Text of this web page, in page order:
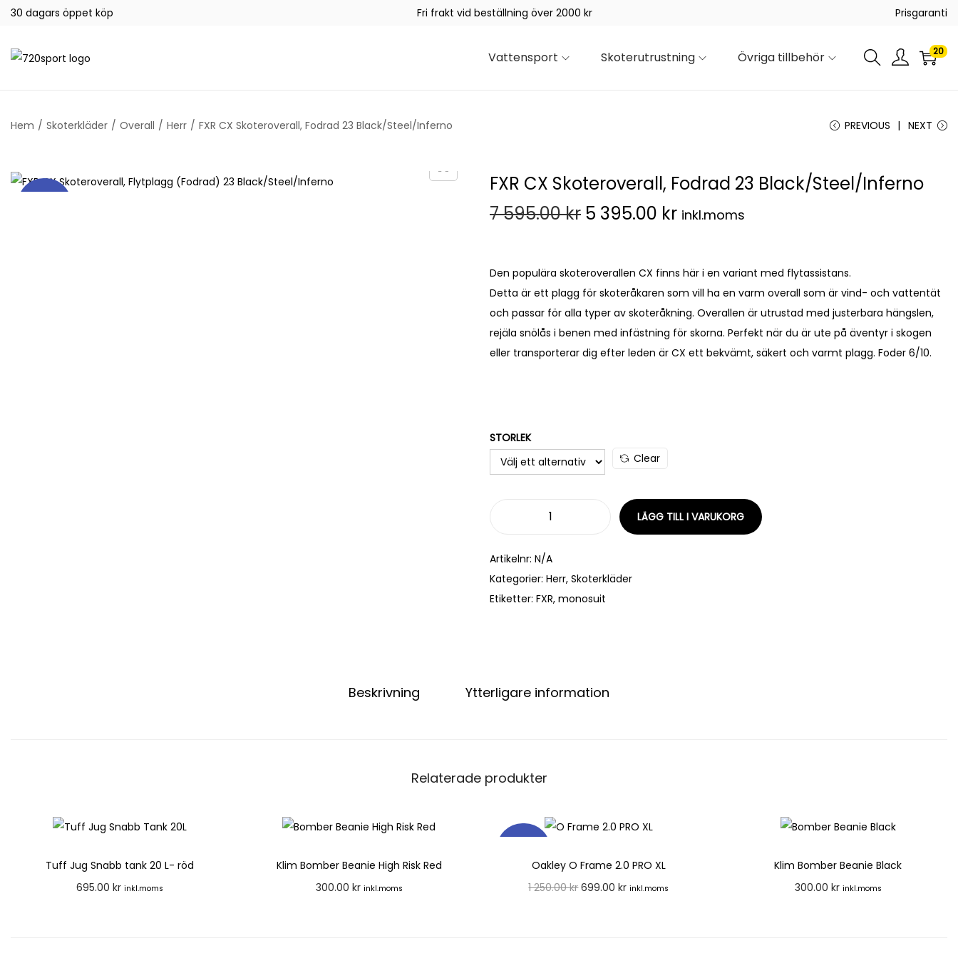
30 dagars öppet köp Fri frakt vid beställning över 2000 kr Prisgaranti
Vattensport Skoterutrustning Övriga tillbehör 20
Hem / Skoterkläder / Overall / Herr / FXR CX Skoteroverall, Fodrad 23 Black/Steel/Inferno PREVIOUS NEXT
FXR CX Skoteroverall, Fodrad 23 Black/Steel/Inferno
7 595.00kr 5 395.00 kr inkl.moms
Den populära skoteroverallen CX finns här i en variant med flytassistans.
Detta är ett plagg för skoteråkaren som vill ha en varm overall som är vind- och vattentät
och passar för alla typer av skoteråkning. Overallen är utrustad med justerbara hängslen,
rejäla snölås i benen med infästning för skorna. Perfekt när du är ute på äventyr i skogen
eller transporterar dig efter leden är CX ett bekvämt, säkert och varmt plagg. Foder 6/10.
STORLEK
Clear
LÄGG TILL I VARUKORG
Artikelnr: N/A
Kategorier: Herr, Skoterkläder
Etiketter: FXR, monosuit
Beskrivning Ytterligare information
Relaterade produkter
Tuff Jug Snabb tank 20 L- röd
695.00 kr inkl.moms
Klim Bomber Beanie High Risk Red
300.00 kr inkl.moms
Oakley O Frame 2.0 PRO XL
1 250.00kr 699.00kr inkl.moms
Klim Bomber Beanie Black
300.00 kr inkl.moms